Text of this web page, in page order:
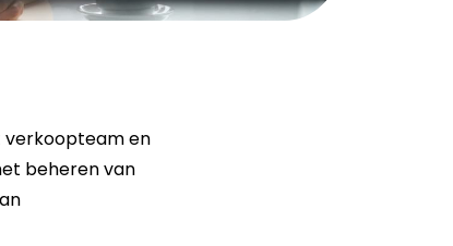
verkoopteam en
beheren van